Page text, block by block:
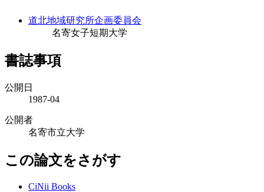
道北地域研究所企画委員会
名寄女子短期大学
書誌事項
公開日
1987-04
公開者
名寄市立大学
この論文をさがす
CiNii Books